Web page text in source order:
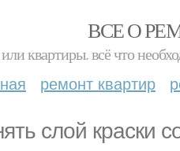
ВСЕ О
квартиры. всё что
ремонт квартир
слой краски